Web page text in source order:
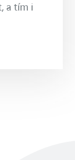
a tím i